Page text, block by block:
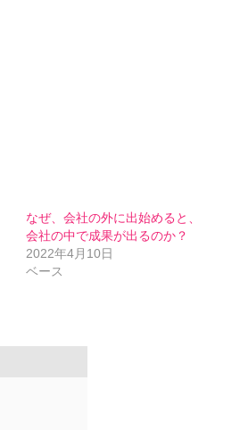
なぜ、会社の外に出始めると、
会社の中で成果が出るのか？
2022年4月10日
ベース